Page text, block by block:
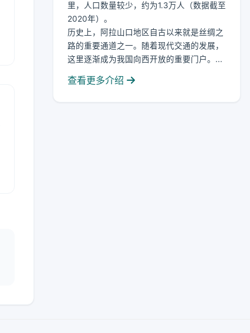
里，人口数量较少，约为1.3万人（数据截至
2020年）。
历史上，阿拉山口地区自古以来就是丝绸之
路的重要通道之一。随着现代交通的发展，
这里逐渐成为我国向西开放的重要门户。...
查看更多介绍